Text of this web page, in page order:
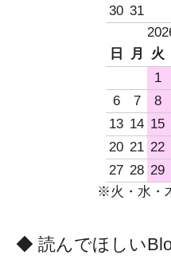
30 31
日
月 火
1
6
7 8
13 14 15
20 21 22
27 28 29
※火・水・
◆ 読んでほしい